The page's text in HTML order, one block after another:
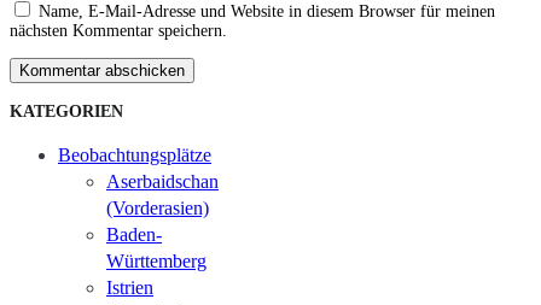
Name, E-Mail-Adresse und Website in diesem Browser für meinen
nächsten Kommentar speichern.
Kommentar abschicken
KATEGORIEN
Beobachtungsplätze
Aserbaidschan
(Vorderasien)
Baden-
Württemberg
Istrien